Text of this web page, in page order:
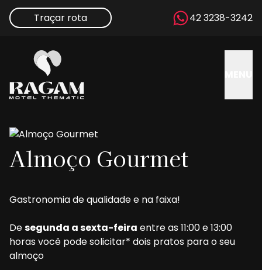
Traçar rota 42 3238-3242
Almoço Gourmet
Gastronomia de qualidade e na faixa!
De segunda a sexta-feira entre as 11:00 e 13:00
horas você pode solicitar* dois pratos para o seu
almoço